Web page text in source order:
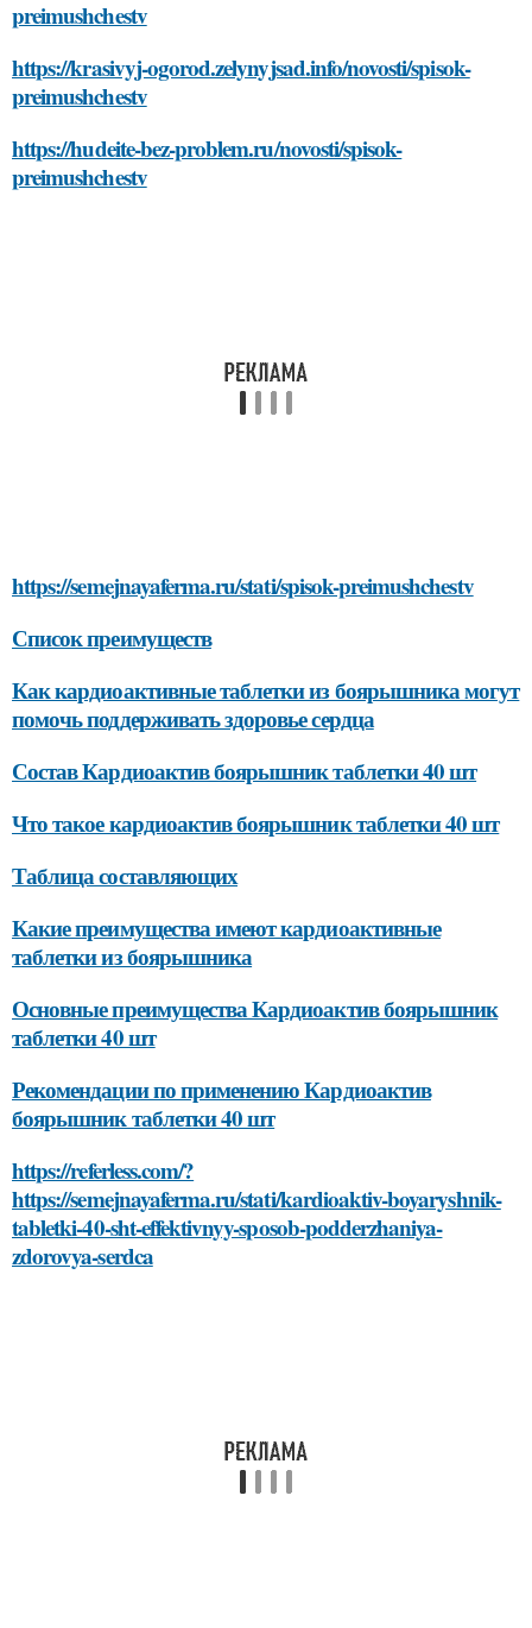
preimushchestv
https://krasivyj-ogorod.zelynyjsad.info/novosti/spisok-
preimushchestv
https://hudeite-bez-problem.ru/novosti/spisok-
preimushchestv
https://semejnayaferma.ru/stati/spisok-preimushchestv
Список преимуществ
Как кардиоактивные таблетки из боярышника могут
помочь поддерживать здоровье сердца
Состав Кардиоактив боярышник таблетки 40 шт
Что такое кардиоактив боярышник таблетки 40 шт
Таблица составляющих
Какие преимущества имеют кардиоактивные
таблетки из боярышника
Основные преимущества Кардиоактив боярышник
таблетки 40 шт
Рекомендации по применению Кардиоактив
боярышник таблетки 40 шт
https://referless.com/?
https://semejnayaferma.ru/stati/kardioaktiv-boyaryshnik-
tabletki-40-sht-effektivnyy-sposob-podderzhaniya-
zdorovya-serdca